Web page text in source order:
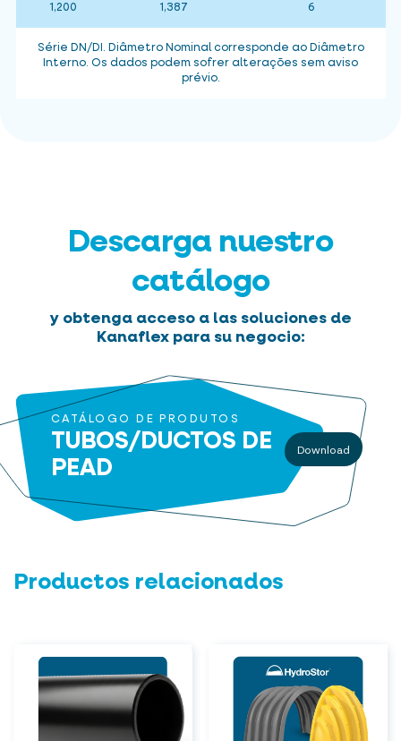
1,200 1,387 6
Série DN/DI. Diâmetro Nominal corresponde ao Diâmetro
Interno. Os dados podem sofrer alterações sem aviso
prévio.
Descarga nuestro
catálogo
y obtenga acceso a las soluciones de
Kanaflex para su negocio:
CATÁLOGO DE PRODUTOS
TUBOS/DUCTOS DE
PEAD
Download
Productos relacionados